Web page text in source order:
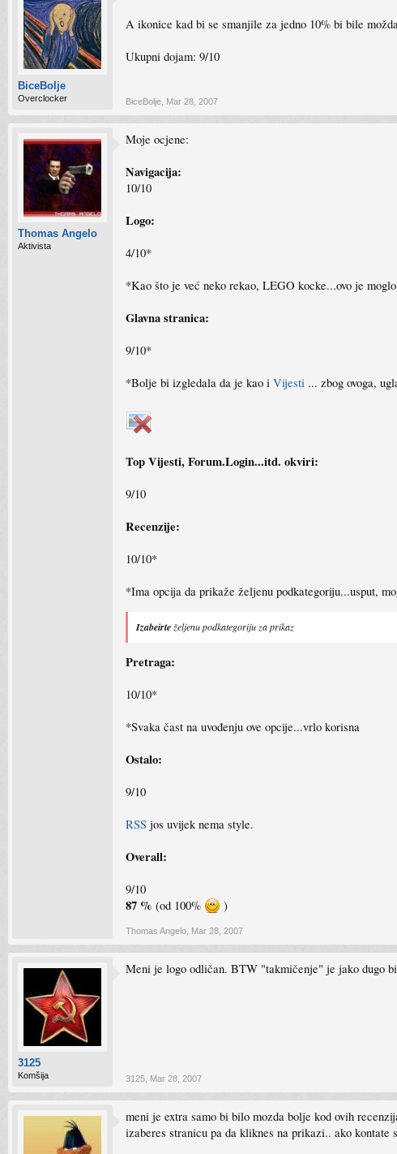
BiceBolje
Overclocker
A ikonice kad bi se smanjile za jedno 10% bi bile
Ukupni dojam: 9/10
BiceBolje Mar 28, 2007
Thomas Angelo
Aktivista
Moje ocjene:
Navigacija:
10/10
Logo:
4/10*
*Kao što je već neko rekao, LEGO kocke...ovo je
Glavna stranica:
9/10*
*Bolje bi izgledala da je kao i Vijesti ... zbog ovoga,
Top Vijesti, Forum.Login...itd. okviri:
9/10
Recenzije:
10/10*
*Ima opcija da prikaže željenu podkategoriju...usput,
Izabeirte željenu podkategoriju za prikaz
Pretraga:
10/10*
*Svaka čast na uvođenju ove opcije...vrlo korisna
Ostalo:
9/10
RSS jos uvijek nema style.
Overall:
9/10
87 % (od 100% )
Thomas Angelo Mar 28, 2007
3125
Komšija
Meni je logo odličan. BTW "takmičenje" je jako dugo
3125 Mar 28, 2007
meni je extra samo bi bilo mozda bolje kod ovih
izaberes stranicu pa da kliknes na prikazi.. ako kontate